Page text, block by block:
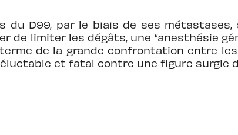
du D99, par le biais de ses métastases,
limiter les dégâts, une “anesthésie
de la grande confrontation entre les
et fatal contre une figure surgie